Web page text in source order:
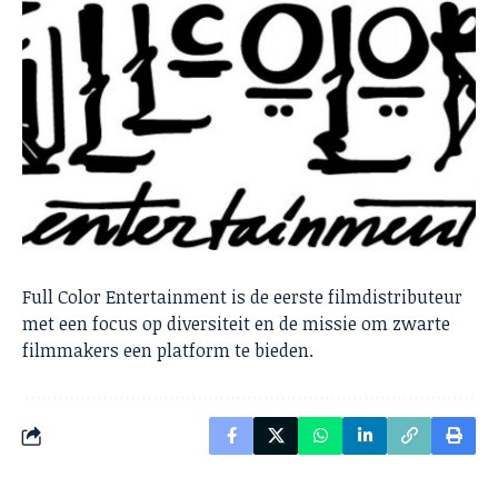
Full Color Entertainment is de eerste filmdistributeur
met een focus op diversiteit en de missie om zwarte
filmmakers een platform te bieden.